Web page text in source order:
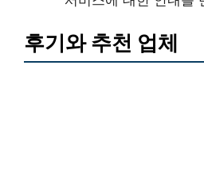
후기와 추천 업체